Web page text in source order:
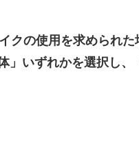
クの使用を求められ
」いずれかを選択し